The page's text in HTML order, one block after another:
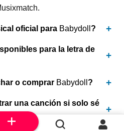
oficial para Babydoll ?
para la letra de
o comprar Babydoll ?
una canción si solo sé